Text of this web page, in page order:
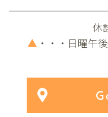
休
▲ ・・・日曜午